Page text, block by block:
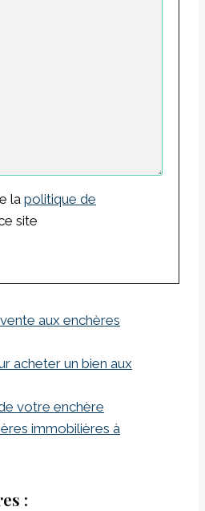
la politique de
site
vente aux enchères
acheter un bien aux
votre enchère
immobilières à
: